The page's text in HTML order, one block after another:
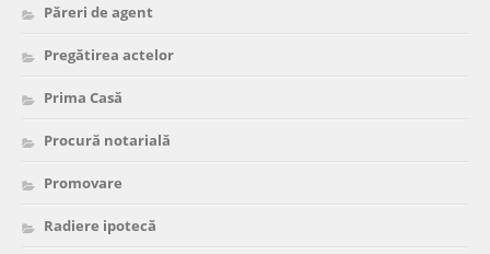
Păreri de agent
Pregătirea actelor
Prima Casă
Procură notarială
Promovare
Radiere ipotecă